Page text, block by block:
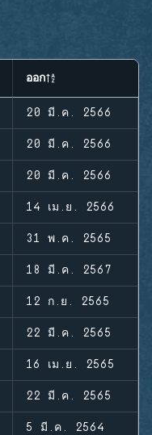
ออก
20 มี.ค. 2566
20 มี.ค. 2566
20 มี.ค. 2566
14 เม.ย. 2566
31 พ.ค. 2565
18 มี.ค. 2567
12 ก.ย. 2565
22 มี.ค. 2565
16 เม.ย. 2565
22 มี.ค. 2565
5 มี.ค. 2564